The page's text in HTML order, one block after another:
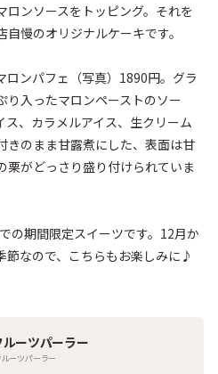
ロンソースをトッピング。それを
慢のオリジナルケーキです。
ロンパフェ（写真）1890円。グラ
り入ったマロンペーストのソー
ス、カラメルアイス、生クリーム
きのまま甘露煮にした、表面は甘
栗がどっさり盛り付けられていま
の期間限定スイーツです。12月か
節なので、こちらもお楽しみに♪
ーツパーラー
ーツパーラー